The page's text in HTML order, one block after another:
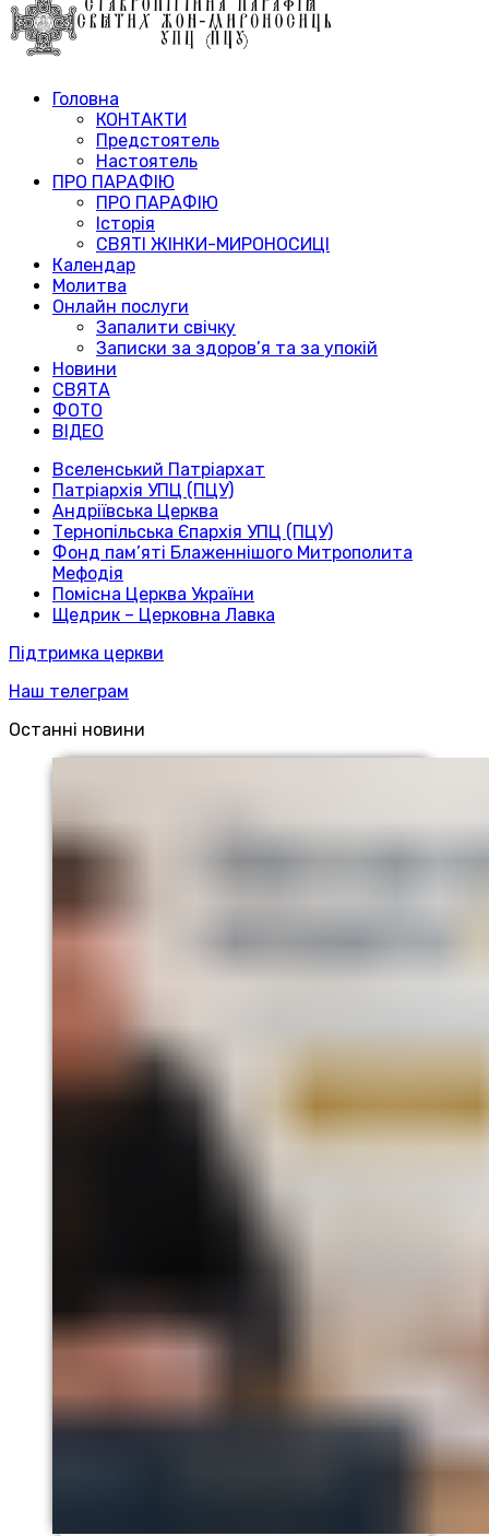
Головна
КОНТАКТИ
Предстоятель
Настоятель
ПРО ПАРАФІЮ
ПРО ПАРАФІЮ
Історія
СВЯТІ ЖІНКИ-МИРОНОСИЦІ
Календар
Молитва
Онлайн послуги
Запалити свічку
Записки за здоров’я та за упокій
Новини
СВЯТА
ФОТО
ВІДЕО
Вселенський Патріархат
Патріархія УПЦ (ПЦУ)
Андріївська Церква
Тернопільська Єпархія УПЦ (ПЦУ)
Фонд пам’яті Блаженнішого Митрополита
Мефодія
Помісна Церква України
Щедрик – Церковна Лавка
Підтримка церкви
Наш телеграм
Останні новини